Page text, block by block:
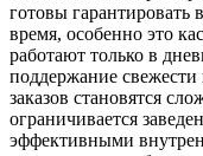
готовы гарантировать
время, особенно это
работают только в
поддержание свежести
заказов становятся
ограничивается
эффективными